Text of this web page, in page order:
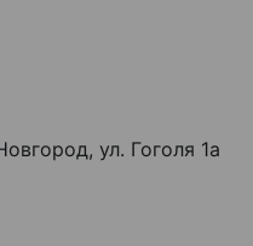
ул. Гоголя 1а